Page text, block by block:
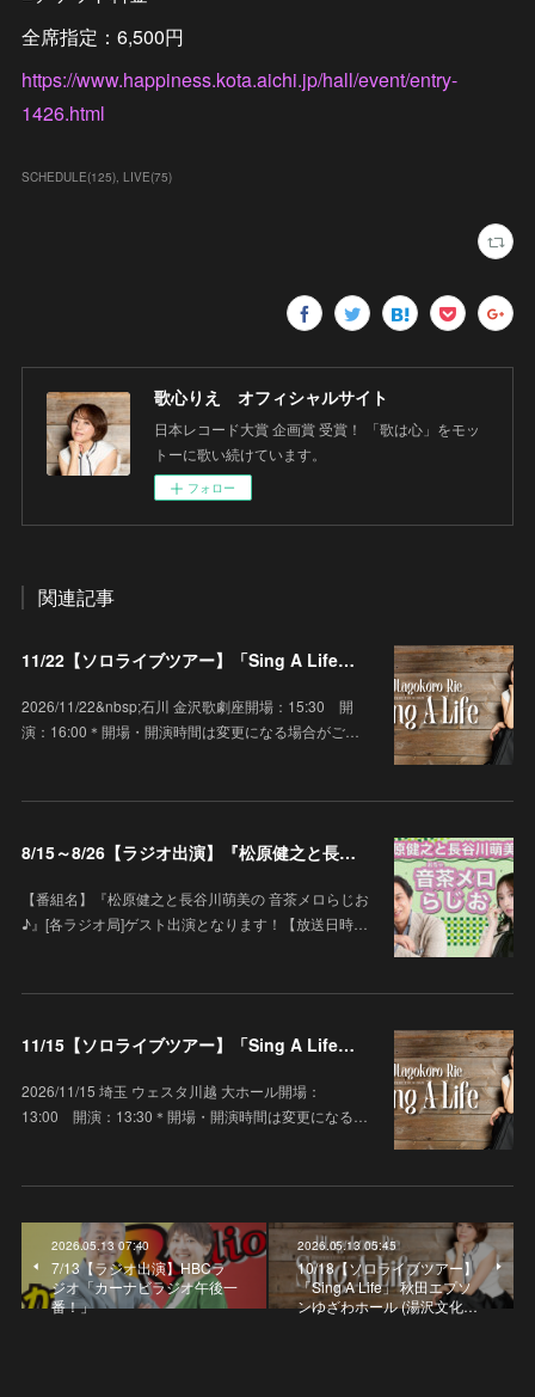
全席指定：6,500円
https://www.happiness.kota.aichi.jp/hall/event/entry-
1426.html
SCHEDULE(125) LIVE(75)
歌心りえ オフィシャルサイト
日本レコード大賞 企画賞 受賞！ 「歌は心」をモッ
トーに歌い続けています。
フォロー
関連記事
11/22【ソロライブツアー】「Sing A Life」石川 金沢歌劇座
2026/11/22&nbsp;石川 金沢歌劇座開場：15:30 開
演：16:00＊開場・開演時間は変更になる場合がご…
8/15～8/26【ラジオ出演】『松原健之と長谷川萌美の 音茶メロらじお♪』
【番組名】『松原健之と長谷川萌美の 音茶メロらじお
♪』[各ラジオ局]ゲスト出演となります！【放送日時…
11/15【ソロライブツアー】「Sing A Life」埼玉 ウェスタ川越 大ホール
2026/11/15 埼玉 ウェスタ川越 大ホール開場：
13:00 開演：13:30＊開場・開演時間は変更になる…
2026.05.13 07:40
7/13【ラジオ出演】HBCラ
ジオ「カーナビラジオ午後一
番！」
2026.05.13 05:45
10/18【ソロライブツアー】
「Sing A Life」 秋田エプソ
ンゆざわホール (湯沢文化…